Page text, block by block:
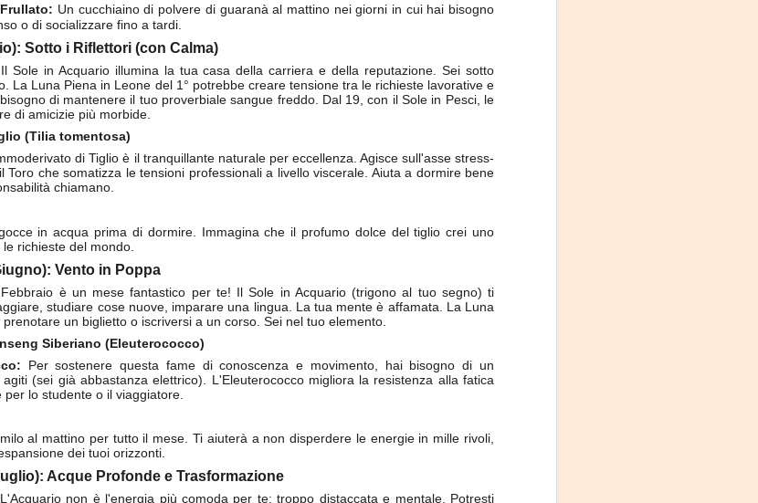
Un cucchiaino di polvere di guaranà al mattino nei giorni in cui hai bisogno
o di socializzare fino a tardi.
Sotto i Riflettori (con Calma)
Il Sole in Acquario illumina la tua casa della carriera e della reputazione. Sei sotto
La Luna Piena in Leone del 1° potrebbe creare tensione tra le richieste lavorative e
di mantenere il tuo proverbiale sangue freddo. Dal 19, con il Sole in Pesci, le
di amicizie più morbide.
(Tilia tomentosa)
di Tiglio è il tranquillante naturale per eccellenza. Agisce sull'asse stress-
Toro che somatizza le tensioni professionali a livello viscerale. Aiuta a dormire bene
chiamano.
in acqua prima di dormire. Immagina che il profumo dolce del tiglio crei uno
richieste del mondo.
Vento in Poppa
Febbraio è un mese fantastico per te! Il Sole in Acquario (trigono al tuo segno) ti
studiare cose nuove, imparare una lingua. La tua mente è affamata. La Luna
un biglietto o iscriversi a un corso. Sei nel tuo elemento.
Siberiano (Eleuterococco)
Per sostenere questa fame di conoscenza e movimento, hai bisogno di un
(sei già abbastanza elettrico). L'Eleuterococco migliora la resistenza alla fatica
lo studente o il viaggiatore.
al mattino per tutto il mese. Ti aiuterà a non disperdere le energie in mille rivoli,
dei tuoi orizzonti.
Acque Profonde e Trasformazione
L'Acquario non è l'energia più comoda per te: troppo distaccata e mentale. Potresti
the day 5022 WaiterWaiter! (ウェーター・ウ
ー)
2026
@2010 All rights reserved
the day 5021 Ogol (オーゴール)
2026
@2010 All rights reserved
the day 5020 Iowa Jack and the Temple of
(アイオワ・ジャック)